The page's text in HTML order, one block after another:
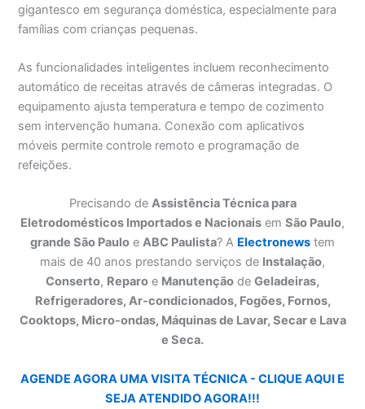
gigantesco em segurança doméstica, especialmente para
famílias com crianças pequenas.
As funcionalidades inteligentes incluem reconhecimento
automático de receitas através de câmeras integradas. O
equipamento ajusta temperatura e tempo de cozimento
sem intervenção humana. Conexão com aplicativos
móveis permite controle remoto e programação de
refeições.
Precisando de Assistência Técnica para
Eletrodomésticos Importados e Nacionais em São Paulo,
grande São Paulo e ABC Paulista? A Electronews tem
mais de 40 anos prestando serviços de Instalação,
Conserto, Reparo e Manutenção de Geladeiras,
Refrigeradores, Ar-condicionados, Fogões, Fornos,
Cooktops, Micro-ondas, Máquinas de Lavar, Secar e Lava
e Seca.
AGENDE AGORA UMA VISITA TÉCNICA - CLIQUE AQUI E
SEJA ATENDIDO AGORA!!!